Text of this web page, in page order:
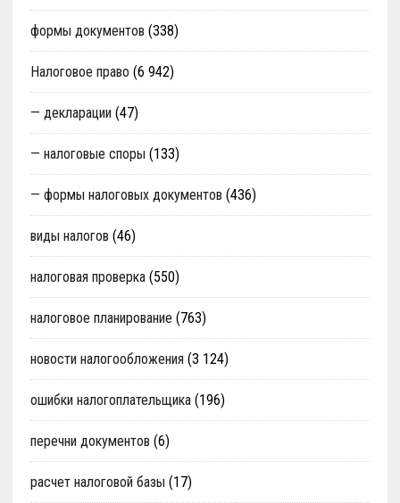
формы документов (338)
Налоговое право (6 942)
— декларации (47)
— налоговые споры (133)
— формы налоговых документов (436)
виды налогов (46)
налоговая проверка(550)
налоговое планирование (763)
новости налогообложения (3 124)
ошибки налогоплательщика(196)
перечни документов (6)
расчет налоговой базы (17)